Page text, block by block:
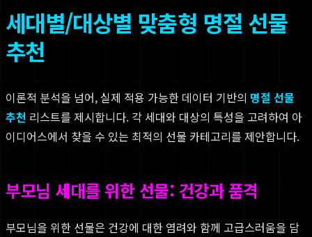
세대별/대상별 맞춤형 명절 선물
추천
이론적 분석을 넘어, 실제 적용 가능한 데이터 기반의 명절 선물
추천 리스트를 제시합니다. 각 세대와 대상의 특성을 고려하여 아
이디어스에서 찾을 수 있는 최적의 선물 카테고리를 제안합니다.
부모님 세대를 위한 선물: 건강과 품격
부모님을 위한 선물은 건강에 대한 염려와 함께 고급스러움을 담